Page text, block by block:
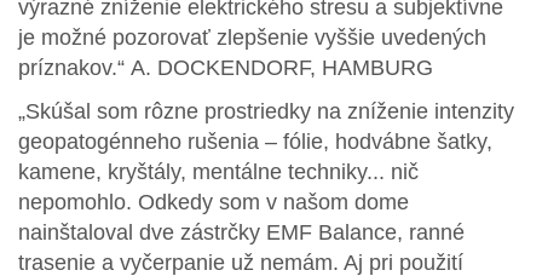
výrazné zníženie elektrického stresu a subjektívne
je možné pozorovať zlepšenie vyššie uvedených
príznakov.“ A. DOCKENDORF, HAMBURG
„Skúšal som rôzne prostriedky na zníženie intenzity
geopatogénneho rušenia – fólie, hodvábne šatky,
kamene, kryštály, mentálne techniky... nič
nepomohlo. Odkedy som v našom dome
nainštaloval dve zástrčky EMF Balance, ranné
trasenie a vyčerpanie už nemám. Aj pri použití